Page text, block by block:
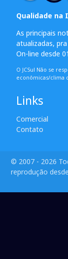
Qualidade na
As principais
atualizadas,
On-line desde
O JCSul Não se
econômicas/clima
Links
Comercial
Contato
© 2007 - 2026
reprodução